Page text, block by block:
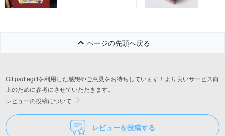
ページの先頭へ戻る
Giftpad egiftを利用した感想やご意見をお待ちしています！より良いサービス向
上のために参考にさせていただきます。
レビューの投稿について
レビューを投稿する